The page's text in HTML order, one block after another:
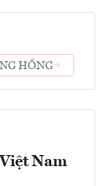
HỒNG
Nam